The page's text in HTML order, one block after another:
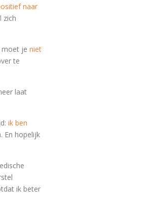
naar
zich
moet je niet
te
laat
ik ben
En hopelijk
ik beter